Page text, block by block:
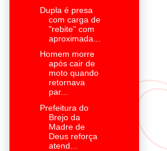
Dupla é presa
com carga de
"rebite" com
aproximada...
Homem morre
após cair de
moto quando
retornava
par...
Prefeitura do
Brejo da
Madre de
Deus reforça
atend...